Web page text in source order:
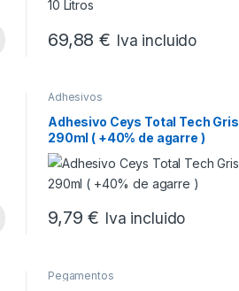
69,88€ Iva incluido
Adhesivos
Adhesivo Ceys Total Tech Gris
290ml ( +40% de agarre )
9,79€ Iva incluido
Pegamentos